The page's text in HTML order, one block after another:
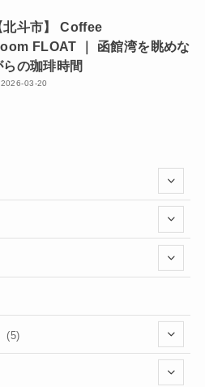
北斗市】 Coffee
FLOAT ｜ 函館湾を眺めな
らの珈琲時間
2026-03-20
(5)